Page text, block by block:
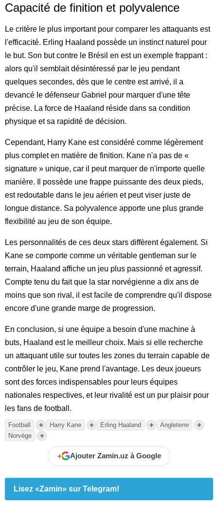
Capacité de finition et polyvalence
Le critère le plus important pour comparer les attaquants est
l'efficacité. Erling Haaland possède un instinct naturel pour
le but. Son but contre le Brésil en est un exemple frappant :
alors qu'il semblait désintéressé par le jeu pendant
quelques secondes, dès que le centre est arrivé, il a
devancé le défenseur Gabriel pour marquer d'une tête
précise. La force de Haaland réside dans sa condition
physique et sa rapidité de décision.
Cependant, Harry Kane est considéré comme légèrement
plus complet en matière de finition. Kane n'a pas de «
signature » unique, car il peut marquer de n'importe quelle
manière. Il possède une frappe puissante des deux pieds,
est redoutable dans le jeu aérien et peut viser juste de
longue distance. Sa polyvalence apporte une plus grande
flexibilité au jeu de son équipe.
Les personnalités de ces deux stars diffèrent également. Si
Kane se comporte comme un véritable gentleman sur le
terrain, Haaland affiche un jeu plus passionné et agressif.
Compte tenu du fait que la star norvégienne a dix ans de
moins que son rival, il est facile de comprendre qu'il dispose
encore d'une grande marge de progression.
En conclusion, si une équipe a besoin d'une machine à
buts, Haaland est le meilleur choix. Mais si elle recherche
un attaquant utile sur toutes les zones du terrain capable de
contrôler le jeu, Kane prend l'avantage. Les deux joueurs
sont des forces indispensables pour leurs équipes
nationales respectives, et leur rivalité est un pur plaisir pour
les fans de football.
Football + Harry Kane + Erling Haaland + Angleterre +
Norvège +
+ Ajouter Zamin.uz à Google
Lisez «Zamin» sur Telegram!